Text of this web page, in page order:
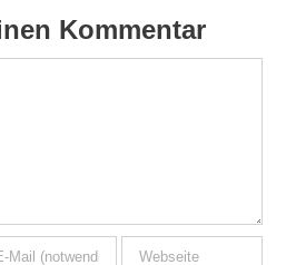
Kommentar